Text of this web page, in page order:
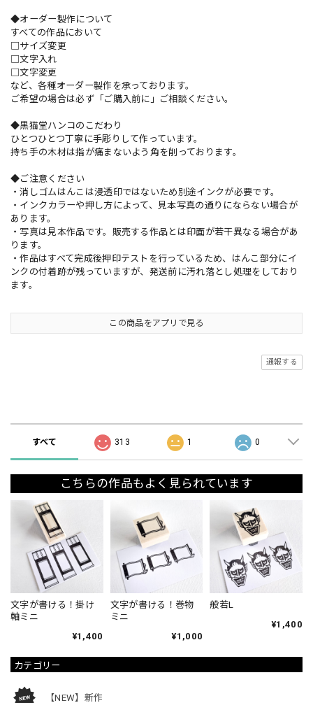
カテゴリー
【NEW】新作
◆オーダー製作について
すべての作品において
□サイズ変更
□文字入れ
□文字変更
など、各種オーダー製作を承っております。
ご希望の場合は必ず「ご購入前に」ご相談ください。
◆黒猫堂ハンコのこだわり
ひとつひとつ丁寧に手彫りして作っています。
持ち手の木材は指が痛まないよう角を削っております。
◆ご注意ください
・消しゴムはんこは浸透印ではないため別途インクが必要です。
・インクカラーや押し方によって、見本写真の通りにならない場合が
あります。
・写真は見本作品です。販売する作品とは印面が若干異なる場合があ
ります。
・作品はすべて完成後押印テストを行っているため、はんこ部分にイ
ンクの付着跡が残っていますが、発送前に汚れ落とし処理をしており
ます。
この商品をアプリで見る
通報する
すべて 313 1 0
こちらの作品もよく見られています
文字が書ける！掛け
軸ミニ
¥1,400
文字が書ける！巻物
ミニ
¥1,000
般若L
¥1,400